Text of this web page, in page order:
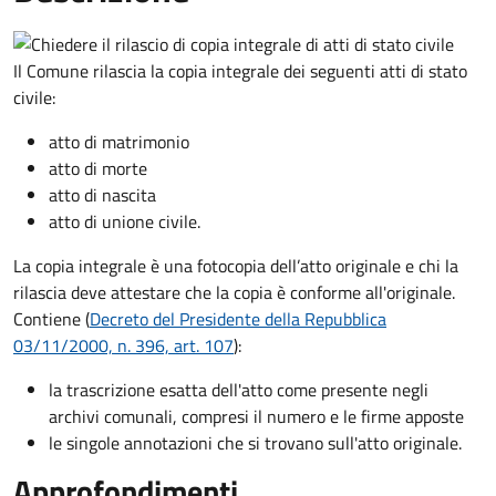
Il Comune rilascia la copia integrale dei seguenti atti di stato
civile:
atto di matrimonio
atto di morte
atto di nascita
atto di unione civile.
La copia integrale è una fotocopia dell’atto originale e chi la
rilascia deve attestare che la copia è conforme all'originale.
Contiene (Decreto del Presidente della Repubblica
03/11/2000, n. 396, art. 107):
la trascrizione esatta dell'atto come presente negli
archivi comunali, compresi il numero e le firme apposte
le singole annotazioni che si trovano sull'atto originale.